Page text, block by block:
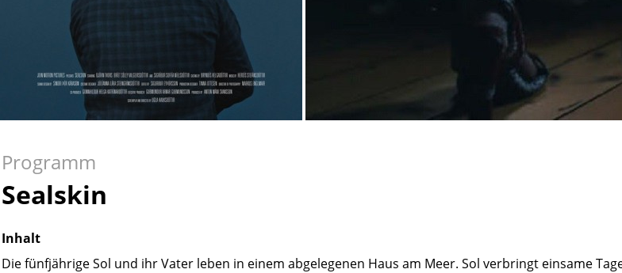
Programm
Sealskin
Inhalt
Die fünfjährige Sol und ihr Vater leben in einem abgelegenen Haus am Meer. Sol verbringt einsame